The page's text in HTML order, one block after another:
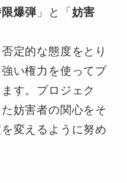
爆弾 」と「 妨害
定的な態度をとり
い権力を使ってプ
す。プロジェク
妨害者の関心をそ
変えるように努め